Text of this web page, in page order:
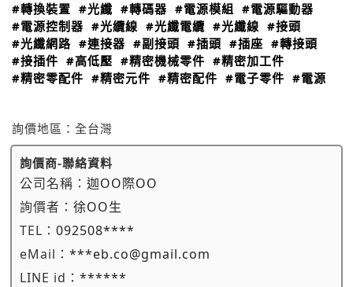
#轉換裝置 #光纖 #轉碼器 #電源模組 #電源驅動器
#電源控制器 #光纜線 #光纖電纜 #光纖線 #接頭
#光纖網路 #連接器 #副接頭 #插頭 #插座 #轉接頭
#接插件 #高低壓 #精密機械零件 #精密加工件
#精密零配件 #精密元件 #精密配件 #電子零件 #電源
詢價地區： 全台灣
詢價商-聯絡資料
公司名稱： 迦OO際OO
詢價者： 徐OO生
TEL： 092508****
eMail： ***eb.co@gmail.com
LINE id： ******